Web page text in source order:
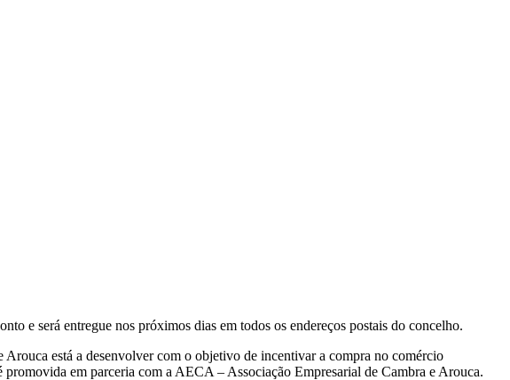
e será entregue nos próximos dias em todos os endereços postais do concelho.
está a desenvolver com o objetivo de incentivar a compra no comércio
em parceria com a AECA – Associação Empresarial de Cambra e Arouca.